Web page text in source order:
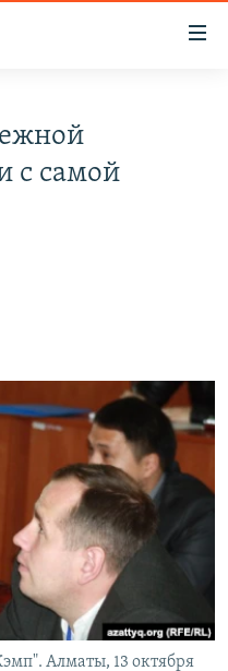
с самой
Алматы, 13 октября